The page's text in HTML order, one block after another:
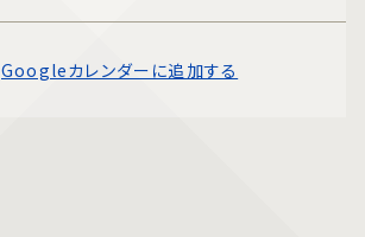
Googleカレンダーに追加する